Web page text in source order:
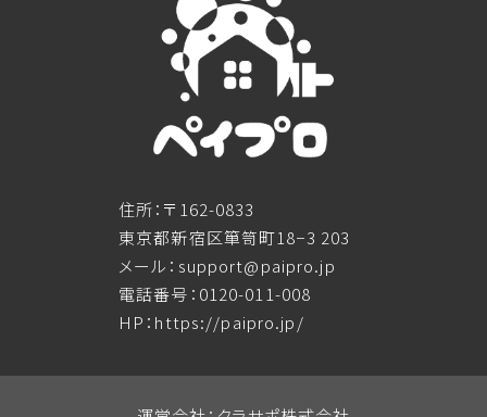
住所：〒162-0833
東京都新宿区箪笥町18−3 203
メール：support@paipro.jp
電話番号：0120-011-008
HP：https://paipro.jp/